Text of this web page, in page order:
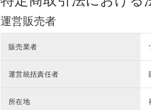
運営販売者
販売業者
運営統括責任者
所在地